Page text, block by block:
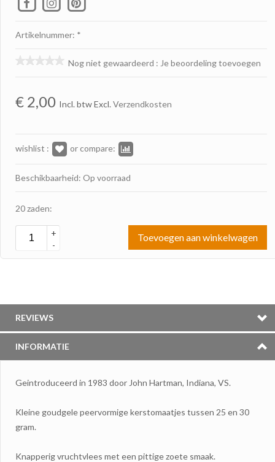
Artikelnummer: *
Nog niet gewaardeerd : Je beoordeling toevoegen
€ 2,00 Incl. btw Excl. Verzendkosten
wishlist : or compare:
Beschikbaarheid: Op voorraad
20 zaden:
+
-
Toevoegen aan winkelwagen
REVIEWS
INFORMATIE
Geintroduceerd in 1983 door John Hartman, Indiana, VS.
Kleine goudgele peervormige kerstomaatjes tussen 25 en 30
gram.
Knapperig vruchtvlees met een pittige zoete smaak.